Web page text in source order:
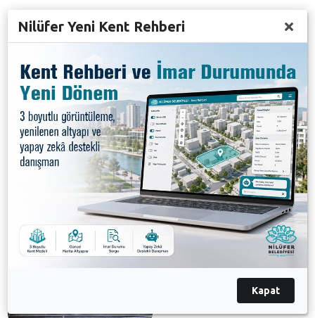
Büyük ilgi gören oyunun sonunda seyirciler sanatçıları
ayakta alkışladı.
Galeri
Nilüfer Yeni Kent Rehberi
Kapat